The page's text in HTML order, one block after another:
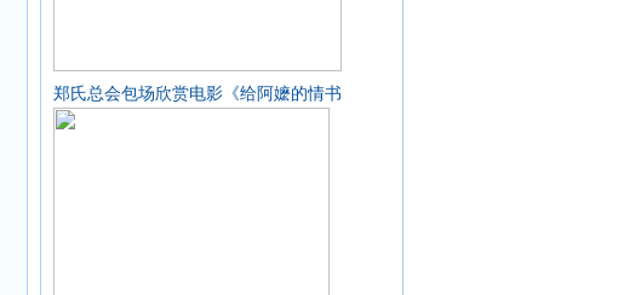
郑氏总会包场欣赏电影《给阿嬷的情书